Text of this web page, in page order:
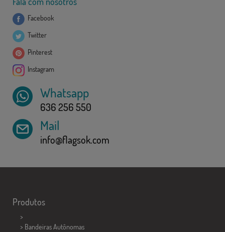
Facebook
Twitter
Pinterest
Instagram
Whatsapp
636 256 550
Mail
info@flagsok.com
Produtos
>
> Bandeiras Autônomas